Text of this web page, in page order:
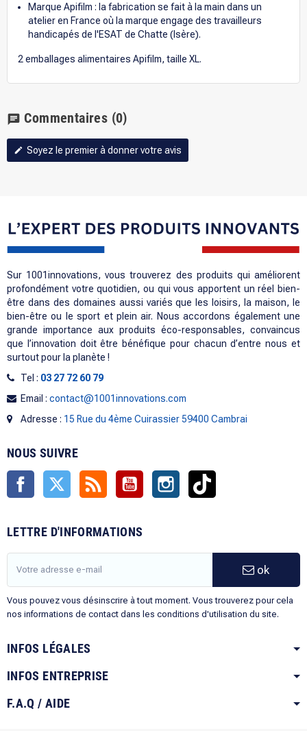
Marque Apifilm : la fabrication se fait à la main dans un
atelier en France où la marque engage des travailleurs
handicapés de l'ESAT de Chatte (Isère).
2 emballages alimentaires Apifilm, taille XL.
chat Commentaires (0)
edit Soyez le premier à donner votre avis
Sur 1001innovations, vous trouverez des produits qui améliorent
profondément votre quotidien, ou qui vous apportent un réel bien-
être dans des domaines aussi variés que les loisirs, la maison, le
bien-être ou le sport et plein air. Nous accordons également une
grande importance aux produits éco-responsables, convaincus
que l’innovation doit être bénéfique pour chacun d’entre nous et
surtout pour la planète !
Tel : 03 27 72 60 79
Email : contact@1001innovations.com
Adresse : 15 Rue du 4ème Cuirassier 59400 Cambrai
NOUS SUIVRE
Facebook Twitter Rss YouTube Instagram
LETTRE D'INFORMATIONS
ok
Vous pouvez vous désinscrire à tout moment. Vous trouverez pour cela
nos informations de contact dans les conditions d'utilisation du site.
INFOS LÉGALES
INFOS ENTREPRISE
F.A.Q / AIDE